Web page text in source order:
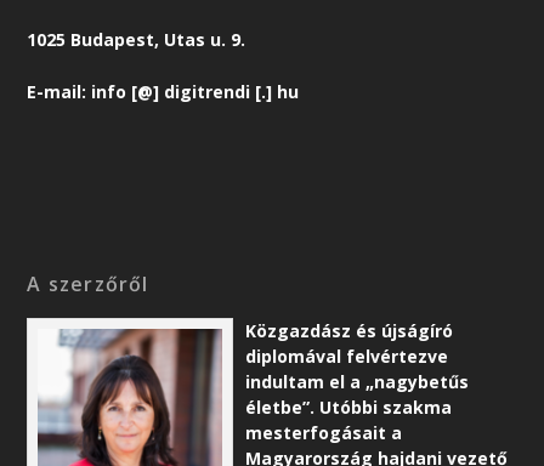
1025 Budapest, Utas u. 9.
E-mail: info [@] digitrendi [.] hu
A szerzőről
Közgazdász és újságíró
diplomával felvértezve
indultam el a „nagybetűs
életbe”. Utóbbi szakma
mesterfogásait a
Magyarország hajdani vezető